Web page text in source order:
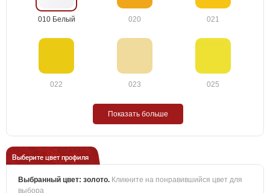
010 Белый 020 021
022 023 025
Показать больше
Выберите цвет профиля
Выбранный цвет: золото. Кликните на понравившийся цвет для
выбора